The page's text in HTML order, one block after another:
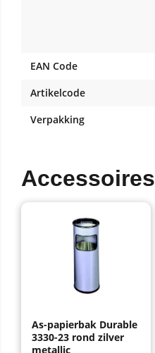
EAN Code
Artikelcode
Verpakking
Accessoires
As-papierbak Durable
3330-23 rond zilver
metallic